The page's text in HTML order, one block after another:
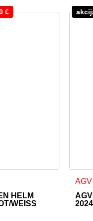
€
HELM
WEISS
weist mehrere
AGV